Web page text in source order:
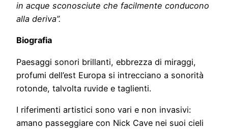
in acque sconosciute che facilmente conducono
alla deriva”.
Biografia
Paesaggi sonori brillanti, ebbrezza di miraggi,
profumi dell’est Europa si intrecciano a sonorità
rotonde, talvolta ruvide e taglienti.
I riferimenti artistici sono vari e non invasivi:
amano passeggiare con Nick Cave nei suoi cieli